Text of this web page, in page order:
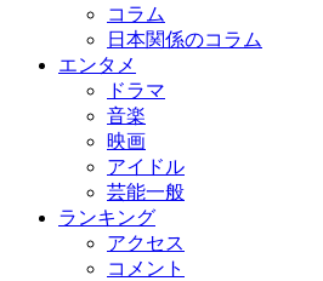
コラム
日本関係のコラム
エンタメ
ドラマ
音楽
映画
アイドル
芸能一般
ランキング
アクセス
コメント